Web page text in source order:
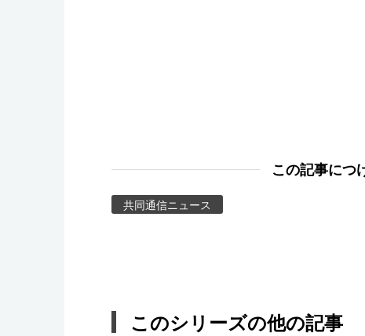
この記事につ
共同通信ニュース
このシリーズの他の記事